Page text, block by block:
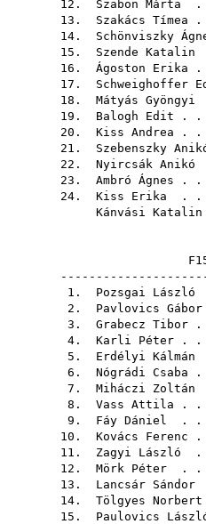
12. Szabon Márta .
13. Szakács Tímea .
14. Schönviszky
15. Szende Katalin
16. Ágoston Erika .
17. Schweighoffer
18. Mátyás Gyöngyi
19. Balogh Edit .
20. Kiss Andrea .
21. Szebenszky
22. Nyircsák Anikó
23. Ambró Ágnes .
24. Kiss Erika . .
Kánvási Katalin
1. Pozsgai László
2. Pavlovics Gábor
3. Grabecz Tibor .
4. Karli Péter .
5. Erdélyi Kálmán
6. Nógrádi Csaba .
7. Miháczi Zoltán
8. Vass Attila .
9. Fáy Dániel . .
10. Kovács Ferenc .
11. Zagyi László .
12. Mörk Péter . .
13. Lancsár Sándor
14. Tölgyes Norbert
15. Paulovics